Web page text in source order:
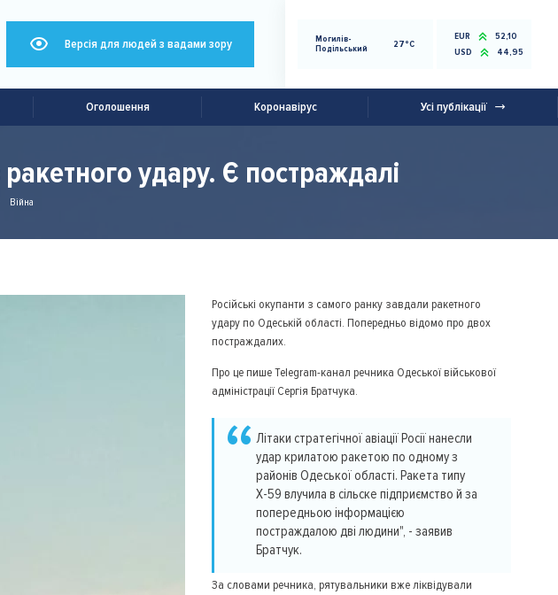
Версія для людей з вадами зору
Могилів-
Подільський
27°C
EUR
52,10
USD
44,95
Оголошення Коронавірус Усі публікації
удару. Є постраждалі
Війна
Російські окупанти з самого ранку завдали ракетного
удару по Одеській області. Попередньо відомо про двох
постраждалих.
Про це пише Telegram-канал речника Одеської військової
адміністрації Сергія Братчука.
Літаки стратегічної авіації Росії нанесли
удар крилатою ракетою по одному з
районів Одеської області. Ракета типу
Х-59 влучила в сільске підприємство й за
попередньою інформацією
постраждалою дві людини", - заявив
Братчук.
За словами речника, рятувальники вже ліквідували